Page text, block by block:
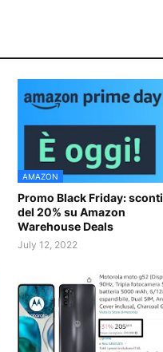
AMAZON
Promo Black Friday: sconti
del 20% su Amazon
Warehouse Deals
July 12, 2022